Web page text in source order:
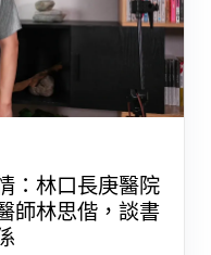
：林口長庚醫院
師林思偕，談書